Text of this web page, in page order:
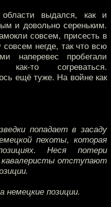
выдался, как и
и довольно сереньким.
совсем, присесть в
негде, так что всю
наперевес пробегали
то согреваться.
ещё туже. На войне как
попадает в засаду
пехоты, которая
Неся потери
кавалеристы отступают
немецкие позиции.